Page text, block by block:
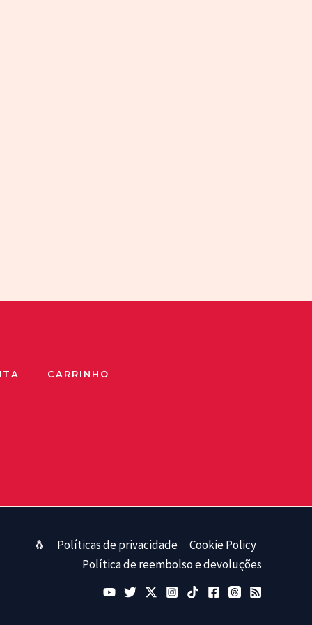
CARRINHO
🐧 Políticas de privacidade
Cookie Policy
Política de reembolso e devoluções